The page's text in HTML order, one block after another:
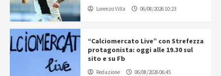
Lorenzo Villa 06/08/2026 10:23
“Calciomercato Live” con Strefezza
protagonista: oggi alle 19.30 sul
sito e su Fb
Redazione 06/08/2026 06:45